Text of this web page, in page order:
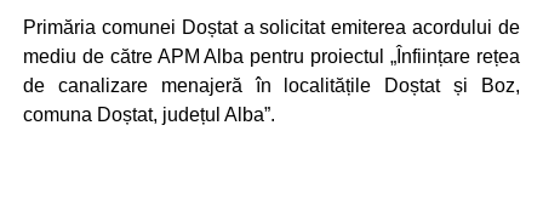
Primăria comunei Doștat a solicitat emiterea acordului de
mediu de către APM Alba pentru proiectul „Înființare rețea
de canalizare menajeră în localitățile Doștat și Boz,
comuna Doștat, județul Alba”.